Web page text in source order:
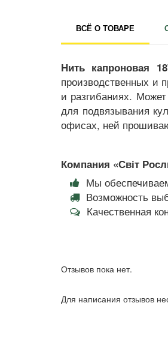
ВСЁ О ТОВАРЕ
Нить капроновая
производственных и
и разгибаниях.
для подвязывания
офисах, ней
Компания «Світ
Мы
Возможность
Качественная
Отзывов пока нет.
Для написания отзывов